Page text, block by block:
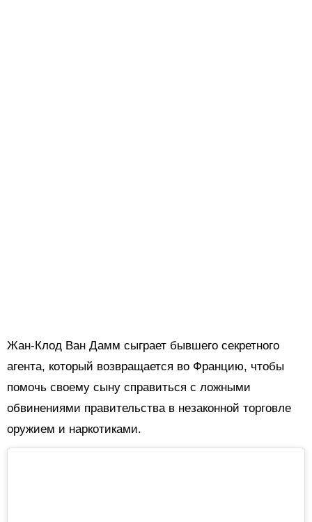
Жан-Клод Ван Дамм сыграет бывшего секретного
агента, который возвращается во Францию, чтобы
помочь своему сыну справиться с ложными
обвинениями правительства в незаконной торговле
оружием и наркотиками.